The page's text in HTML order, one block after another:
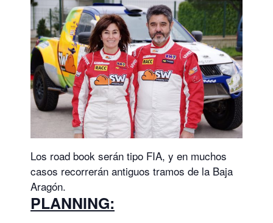
Los road book serán tipo FIA, y en muchos
casos recorrerán antiguos tramos de la Baja
Aragón.
PLANNING: